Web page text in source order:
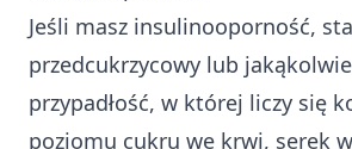
Jeśli masz insulinooporność,
przedcukrzycowy lub
przypadłość, w której liczy się
poziomu cukru we krwi, serek